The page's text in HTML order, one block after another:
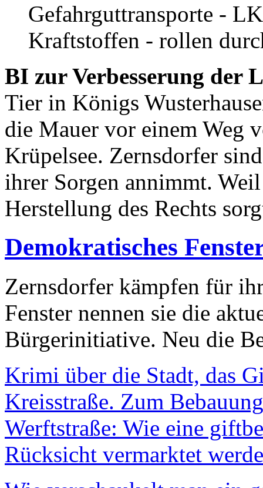
Gefahrguttransporte -
Kraftstoffen - rollen
BI zur Verbesserung der
Tier in Königs
die Mauer vor einem Weg
Krüpelsee. Zernsdorfer
ihrer Sorgen annimmt.
Herstellung des Rechts
Demokratisches
Zernsdorfer kämpfen für
Fenster nennen sie die
Bürgerinitiative. Neu die
Krimi über die Stadt, das
Kreisstraße. Zum
Werftstraße: Wie eine
Rücksicht vermarktet